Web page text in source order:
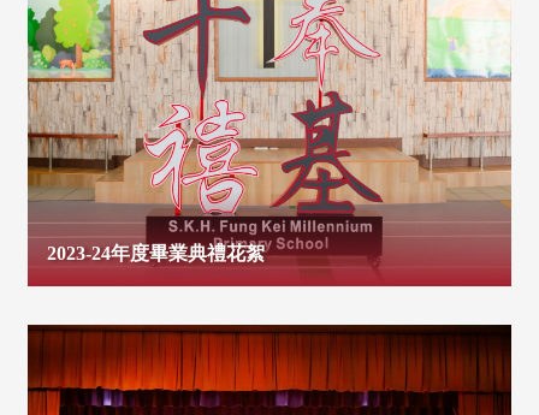
2023-24年度畢業典禮花絮